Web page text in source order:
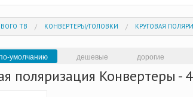
ТВ КОНВЕРТЕРЫ/ГОЛОВКИ КРУГОВАЯ
умолчанию дешевые дорогие
поляризация Конвертеры -